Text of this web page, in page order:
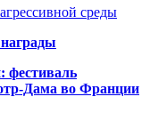
среды
фестиваль
Дама во Франции